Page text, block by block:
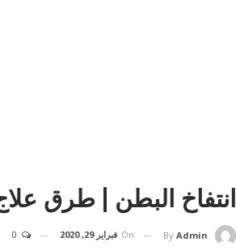
انتفاخ البطن | طرق
By Admin
On فبراير 29, 2020